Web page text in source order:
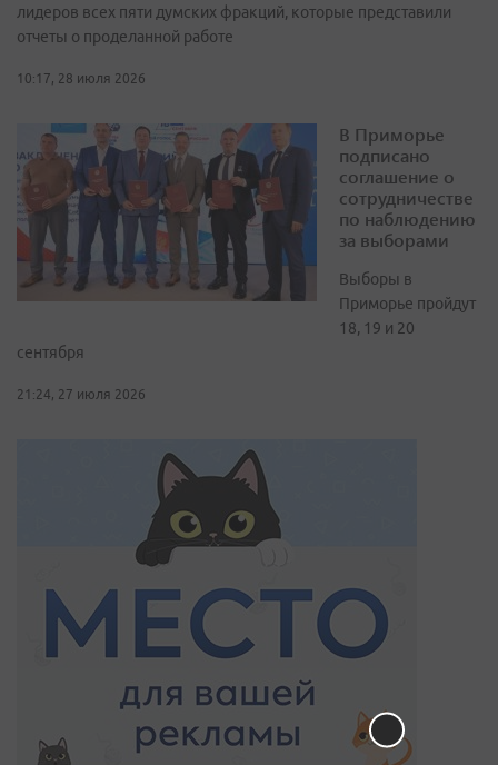
лидеров всех пяти думских фракций, которые представили
отчеты о проделанной работе
10:17, 28 июля 2026
В Приморье
подписано
соглашение о
сотрудничестве
по наблюдению
за выборами
Выборы в
Приморье пройдут
18, 19 и 20
сентября
21:24, 27 июля 2026